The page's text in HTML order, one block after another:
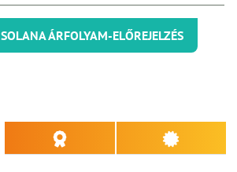
SOLANA ÁRFOLYAM-ELŐREJELZÉS